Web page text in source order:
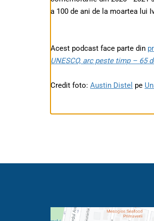
a 100 de ani de la moartea lui
Acest podcast face parte din
UNESCO, arc peste timp – 65
Credit foto: Austin Distel pe